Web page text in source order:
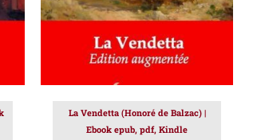
La Vendetta (Honoré de Balzac) |
Ebook epub, pdf, Kindle